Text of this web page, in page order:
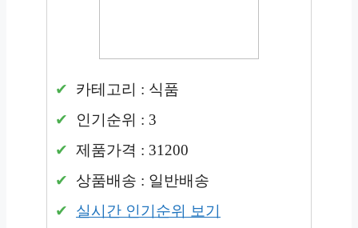
카테고리 : 식품
인기순위 : 3
제품가격 : 31200
상품배송 : 일반배송
실시간 인기순위 보기